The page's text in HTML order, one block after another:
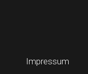
Impressum